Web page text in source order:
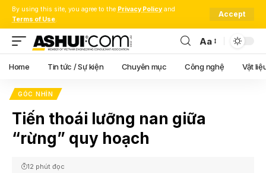
By using this site, you agree to the Privacy Policy and
Terms of Use.
Accept
Font
Resizer
Aa
Home Tin tức / Sự kiện Chuyên mục Công nghệ Vật
GÓC NHÌN
Tiến thoái lưỡng nan giữa
“rừng” quy hoạch
12 phút đọc